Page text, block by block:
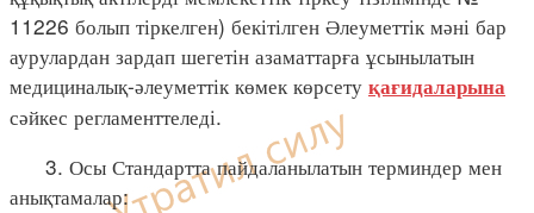
11226 болып тіркелген) бекітілген Әлеуметтік мәні бар
аурулардан зардап шегетін азаматтарға ұсынылатын
медициналық-әлеуметтік көмек көрсету қағидаларына
сәйкес регламенттеледі.
3. Осы Стандартта пайдаланылатын терминдер мен
анықтамалар: